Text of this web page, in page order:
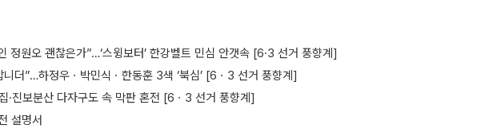
정원오 괜찮은가”…‘스윙보터’ 한강벨트 민심 안갯속 [6·3 선거 풍향계]
더”…하정우ㆍ박민식ㆍ한동훈 3색 ‘북심’ [6ㆍ3 선거 풍향계]
·진보분산 다자구도 속 막판 혼전 [6ㆍ3 선거 풍향계]
설명서